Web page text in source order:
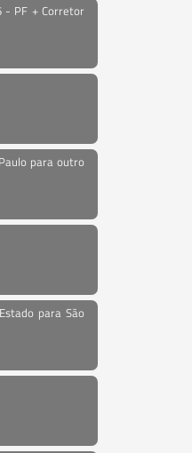
- PF + Corretor
para outro
para São